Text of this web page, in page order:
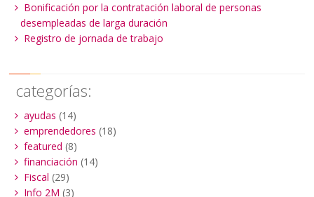
Bonificación por la contratación laboral de personas
desempleadas de larga duración
Registro de jornada de trabajo
categorías:
ayudas (14)
emprendedores (18)
featured (8)
financiación (14)
Fiscal (29)
Info 2M (3)